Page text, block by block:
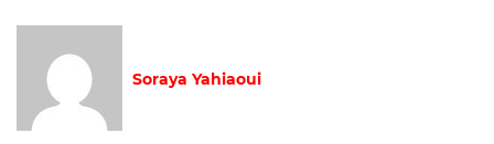
Soraya Yahiaoui